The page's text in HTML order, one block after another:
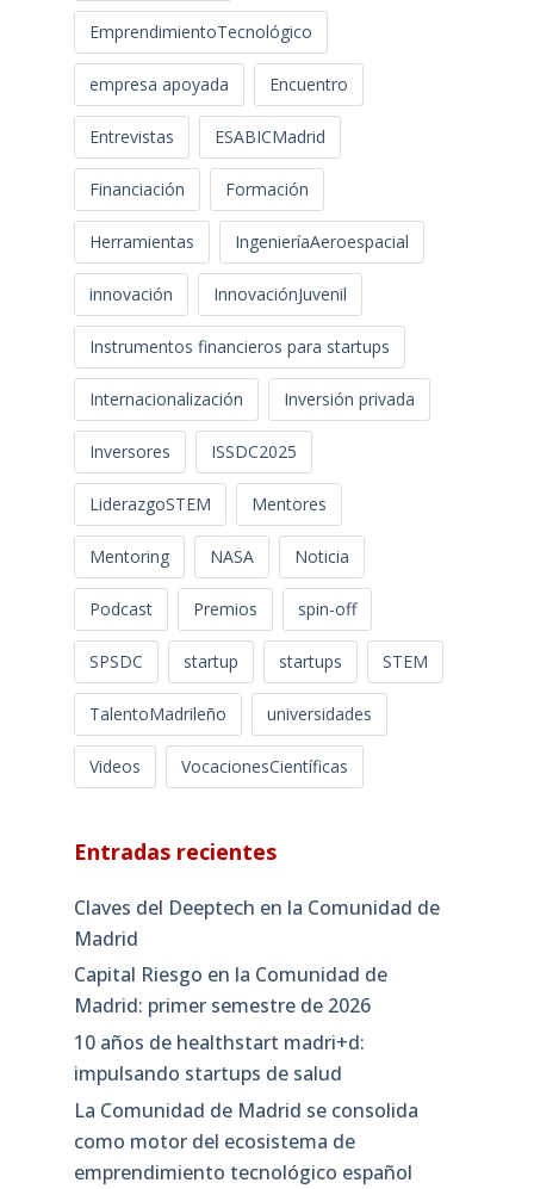
EmprendimientoTecnológico
empresa apoyada Encuentro
Entrevistas ESABICMadrid
Financiación Formación
Herramientas IngenieríaAeroespacial
innovación InnovaciónJuvenil
Instrumentos financieros para startups
Internacionalización Inversión privada
Inversores ISSDC2025
LiderazgoSTEM Mentores
Mentoring NASA Noticia
Podcast Premios spin-off
SPSDC startup startups STEM
TalentoMadrileño universidades
Videos VocacionesCientíficas
Entradas recientes
Claves del Deeptech en la Comunidad de
Madrid
Capital Riesgo en la Comunidad de
Madrid: primer semestre de 2026
10 años de healthstart madri+d:
impulsando startups de salud
La Comunidad de Madrid se consolida
como motor del ecosistema de
emprendimiento tecnológico español